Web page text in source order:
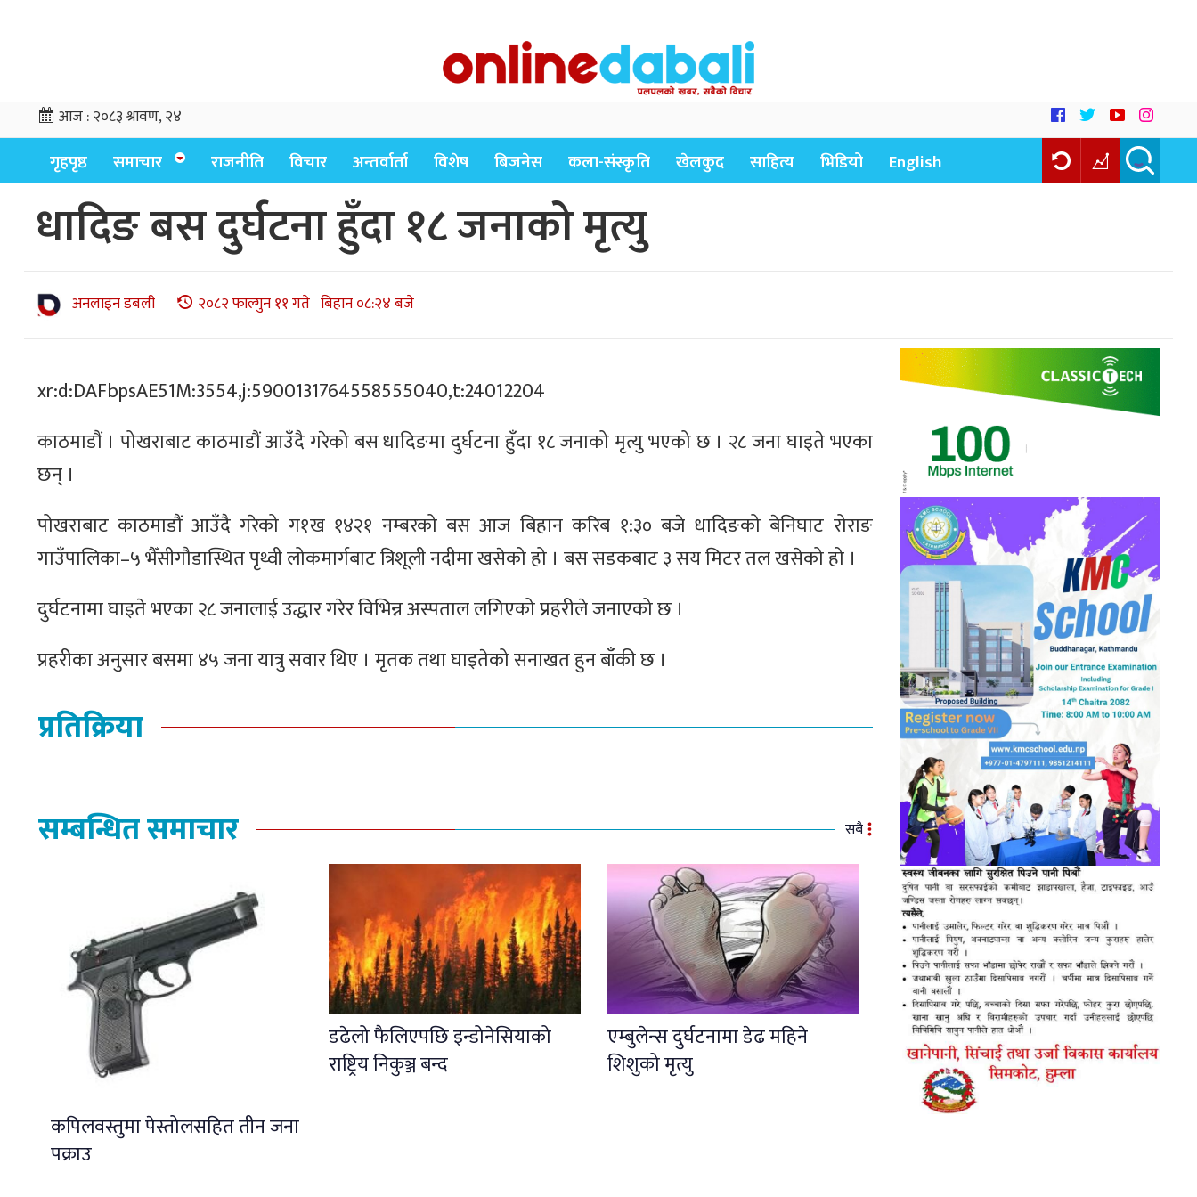
आज :२०८३ श्रावण, २४
गृहपृष्ठ समाचार राजनीति विचार अन्तर्वार्ता विशेष बिजनेस कला-संस्कृति खेलकुद साहित्य भिडियो English
धादिङ बस दुर्घटना हुँदा १८ जनाको मृत्यु
अनलाइन डबली २०८२ फाल्गुन ११ गते बिहान ०८:२४ बजे
xr:d:DAFbpsAE51M:3554,j:5900131764558555040,t:24012204
काठमाडौं । पोखराबाट काठमाडौं आउँदै गरेको बस धादिङमा दुर्घटना हुँदा १८ जनाको मृत्यु भएको छ । २८ जना घाइते भएका
छन् ।
पोखराबाट काठमाडौं आउँदै गरेको ग१ख १४२१ नम्बरको बस आज बिहान करिब १:३० बजे धादिङको बेनिघाट रोराङ
गाउँपालिका–५ भैँसीगौडास्थित पृथ्वी लोकमार्गबाट त्रिशूली नदीमा खसेको हो । बस सडकबाट ३ सय मिटर तल खसेको हो ।
दुर्घटनामा घाइते भएका २८ जनालाई उद्धार गरेर विभिन्न अस्पताल लगिएको प्रहरीले जनाएको छ ।
प्रहरीका अनुसार बसमा ४५ जना यात्रु सवार थिए । मृतक तथा घाइतेको सनाखत हुन बाँकी छ ।
प्रतिक्रिया
सम्बन्धित समाचार सबै
कपिलवस्तुमा पेस्तोलसहित तीन जना
पक्राउ
डढेलो फैलिएपछि इन्डोनेसियाको
राष्ट्रिय निकुञ्ज बन्द
एम्बुलेन्स दुर्घटनामा डेढ महिने
शिशुको मृत्यु